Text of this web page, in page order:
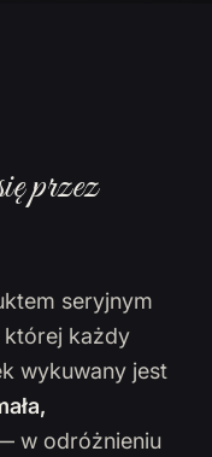
przez
seryjnym
każdy
wykuwany jest
w odróżnieniu